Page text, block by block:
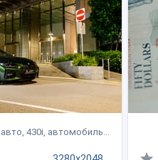
430i, автомобиль...